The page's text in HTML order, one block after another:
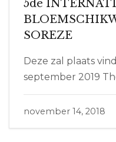
5de
SOREZE
Deze zal plaats
september 2019
november 14, 2018